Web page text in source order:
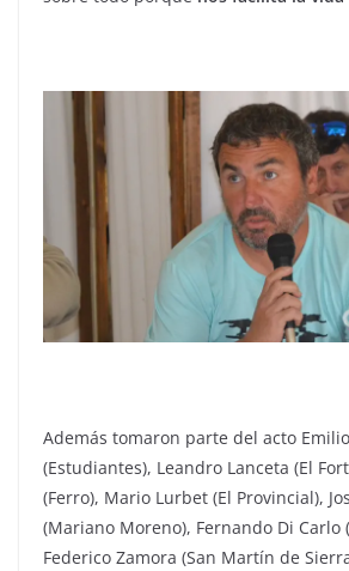
Además tomaron parte del acto
(Estudiantes), Leandro Lanceta (El
(Ferro), Mario Lurbet (El Provincial),
(Mariano Moreno), Fernando Di Carlo
Federico Zamora (San Martín de